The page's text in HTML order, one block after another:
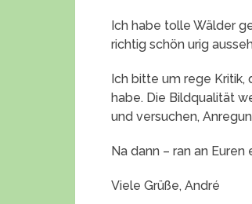
Ich habe tolle Wälder
richtig schön urig
Ich bitte um rege Kritik,
habe. Die Bildqualität
und versuchen,
Na dann – ran an Euren
Viele Grüße, André